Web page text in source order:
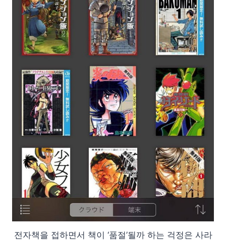
전자책을 접하면서 책이 ‘품절’될까 하는 걱정은 사라